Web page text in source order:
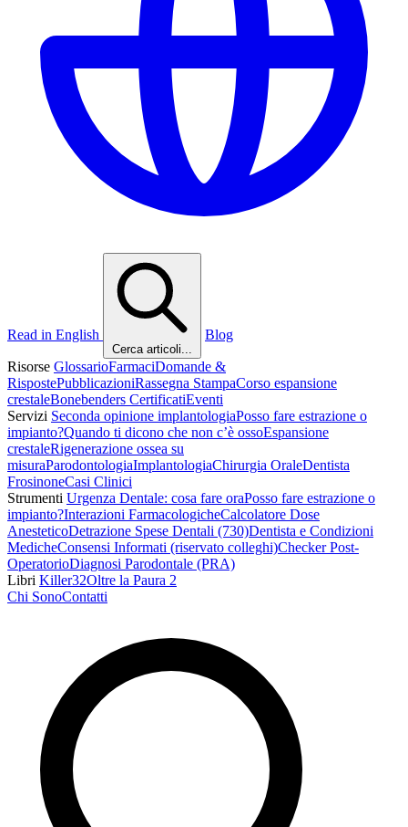
Read in English
Cerca articoli...
Blog
Risorse GlossarioFarmaciDomande &
RispostePubblicazioniRassegna StampaCorso espansione
crestaleBonebenders CertificatiEventi
Servizi Seconda opinione implantologiaPosso fare estrazione o
impianto?Quando ti dicono che non c’è ossoEspansione
crestaleRigenerazione ossea su
misuraParodontologiaImplantologiaChirurgia OraleDentista
FrosinoneCasi Clinici
Strumenti Urgenza Dentale: cosa fare oraPosso fare estrazione o
impianto?Interazioni FarmacologicheCalcolatore Dose
AnesteticoDetrazione Spese Dentali (730)Dentista e Condizioni
MedicheConsensi Informati (riservato colleghi)Checker Post-
OperatorioDiagnosi Parodontale (PRA)
Libri Killer32Oltre la Paura 2
Chi SonoContatti